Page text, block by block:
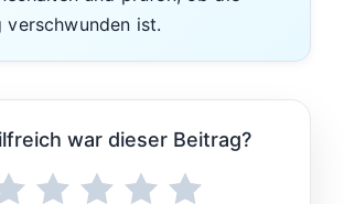
verschwunden ist.
war dieser Beitrag?